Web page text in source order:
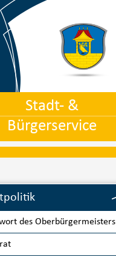
Stadt- &
Bürgerservice
des Oberbürgermeisters